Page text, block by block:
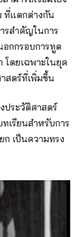
ที่แตกต่างกัน
รสำคัญในการ
กกรอบการทูต
โดยเฉพาะในยุค
สตร์ที่เพิ่มขึ้น
ประวัติศาสตร์
เรียนสำหรับการ
เป็นความทรง